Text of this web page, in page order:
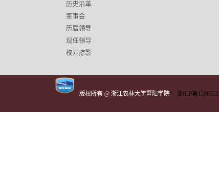
历史沿革
董事会
历届领导
现任领导
校园掠影
版权所有 @ 浙江农林大学暨阳学院 浙ICP备